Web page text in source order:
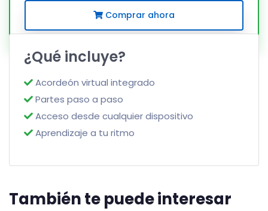
Comprar ahora
¿Qué incluye?
Acordeón virtual integrado
Partes paso a paso
Acceso desde cualquier dispositivo
Aprendizaje a tu ritmo
También te puede interesar